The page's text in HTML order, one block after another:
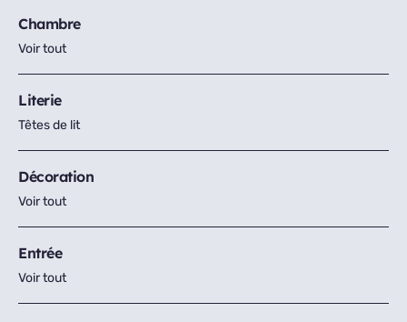
Chambre
Voir tout
Literie
Têtes de lit
Décoration
Voir tout
Entrée
Voir tout